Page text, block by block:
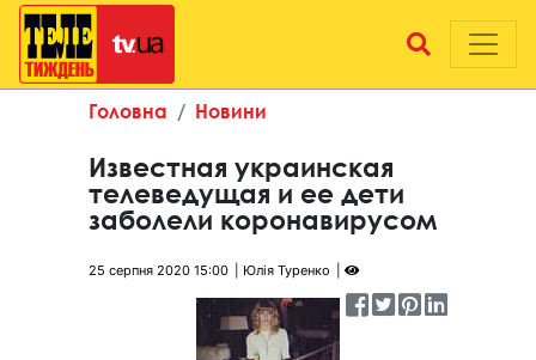
Головна Новини
Известная украинская
телеведущая и ее дети
заболели коронавирусом
25 серпня 2020 15:00 Юлія Туренко